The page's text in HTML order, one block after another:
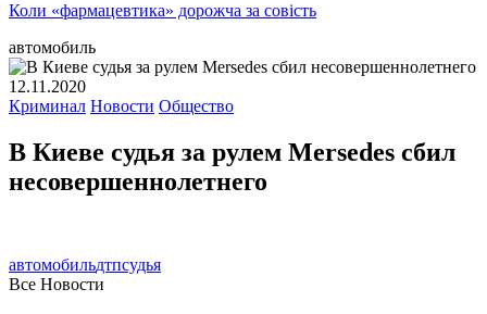
Коли «фармацевтика» дорожча за совість
автомобиль
12.11.2020
Криминал Новости Общество
В Киеве судья за рулем Mersedes сбил
несовершеннолетнего
автомобильдтпсудья
Все Новости